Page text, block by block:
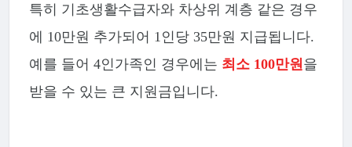
특히 기초생활수급자와 차상위 계층 같은 경우
에 10만원 추가되어 1인당 35만원 지급됩니다.
예를 들어 4인가족인 경우에는 최소 100만원 을
받을 수 있는 큰 지원금입니다.